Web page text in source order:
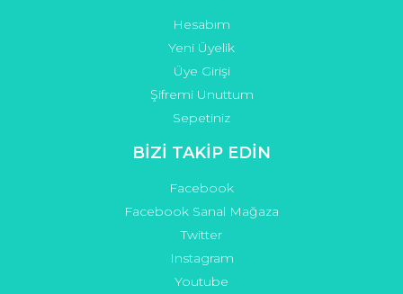
Hesabım
Yeni Üyelik
Üye Girişi
Şifremi Unuttum
Sepetiniz
BİZİ TAKİP EDİN
Facebook
Facebook Sanal Mağaza
Twitter
Instagram
Youtube